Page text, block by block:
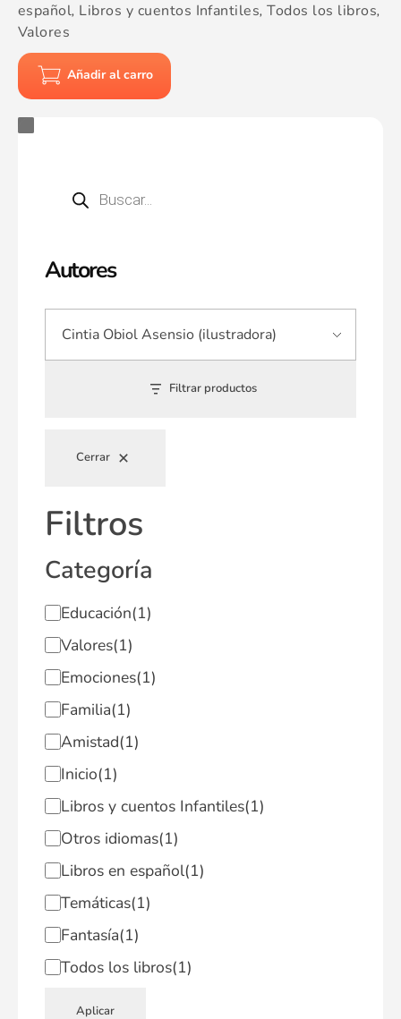
Autores
Filtrar productos
Cerrar
Filtros
Categoría
Educación(1)
Valores(1)
Emociones(1)
Familia(1)
Amistad(1)
Inicio(1)
Libros y cuentos Infantiles(1)
Otros idiomas(1)
Libros en español(1)
Temáticas(1)
Fantasía(1)
Todos los libros(1)
Aplicar
español, Libros y cuentos Infantiles,Todos los libros,
Valores
Añadir al carro